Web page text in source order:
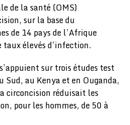
de la santé (OMS)
sur la base du
de 14 pays de l’Afrique
taux élevés d’infection.
sur trois études test
Sud, au Kenya et en Ouganda,
circoncision réduisait les
pour les hommes, de 50 à